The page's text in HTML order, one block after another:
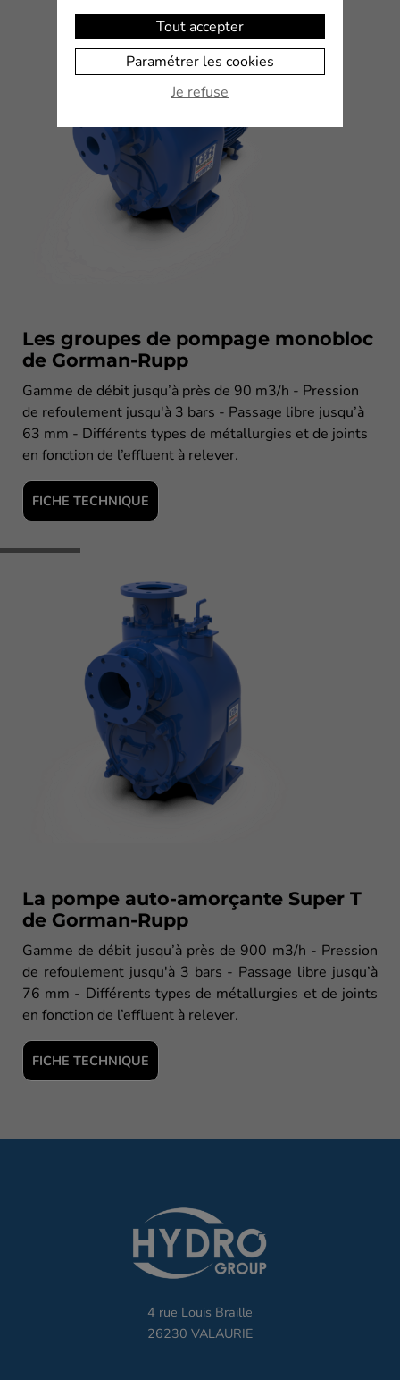
Les groupes de pompage monobloc
de Gorman-Rupp
Gamme de débit jusqu’à près de 90 m3/h - Pression
de refoulement jusqu'à 3 bars - Passage libre jusqu’à
63 mm - Différents types de métallurgies et de joints
en fonction de l’effluent à relever.
FICHE TECHNIQUE
La pompe auto-amorçante Super T
de Gorman-Rupp
Gamme de débit jusqu’à près de 900 m3/h - Pression
de refoulement jusqu'à 3 bars - Passage libre jusqu’à
76 mm - Différents types de métallurgies et de joints
en fonction de l’effluent à relever.
FICHE TECHNIQUE
4 rue Louis Braille
26230 VALAURIE
Tout accepter
Paramétrer les cookies
Je refuse